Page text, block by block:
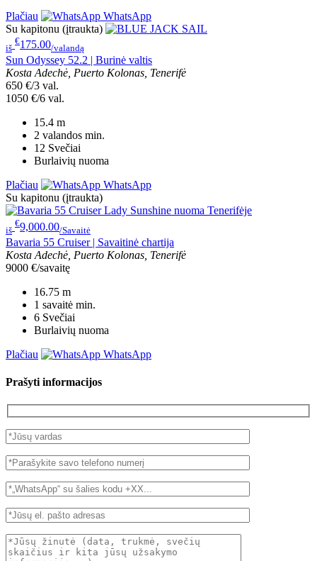
Plačiau
WhatsApp
Su kapitonu (įtraukta)
iš
€175.00/valandą
Sun Odyssey 52.2 | Burinė valtis
Kosta Adechė, Puerto Kolonas, Tenerifė
650 €/3 val.
1050 €/6 val.
15.4 m
2 valandos min.
12 Svečiai
Burlaivių nuoma
Plačiau
WhatsApp
Su kapitonu (įtraukta)
iš
€9,000.00/Savaitė
Bavaria 55 Cruiser | Savaitinė chartija
Kosta Adechė, Puerto Kolonas, Tenerifė
9000 €/savaitę
16.75 m
1 savaitė min.
6 Svečiai
Burlaivių nuoma
Plačiau
WhatsApp
Prašyti informacijos